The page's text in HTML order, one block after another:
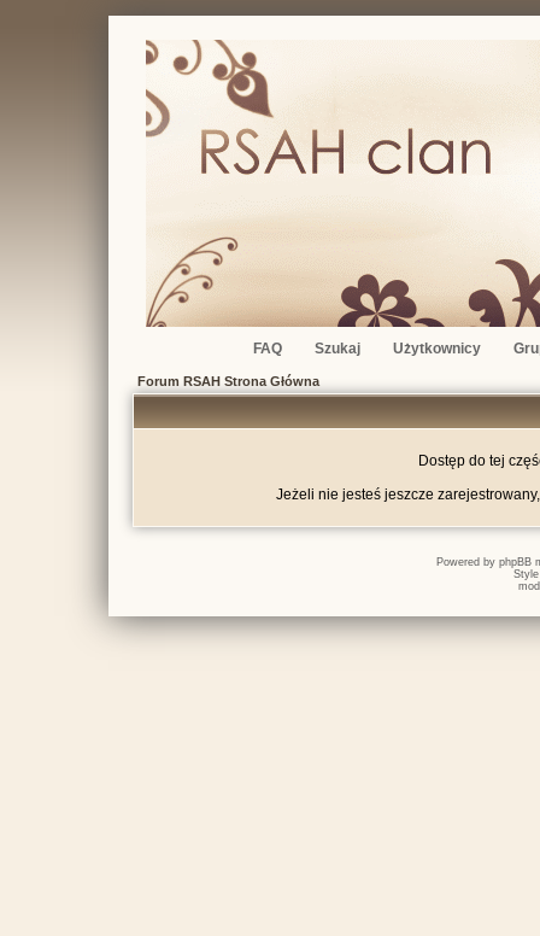
FAQ Szukaj Użytkownicy
Forum RSAH Strona Główna
Dostęp do tej
Jeżeli nie jesteś jeszcze
Powered by phpBB